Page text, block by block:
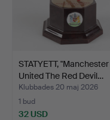
STATYETT, "Manchester
United The Red Devil…
Klubbades 20 maj 2026
1 bud
32 USD